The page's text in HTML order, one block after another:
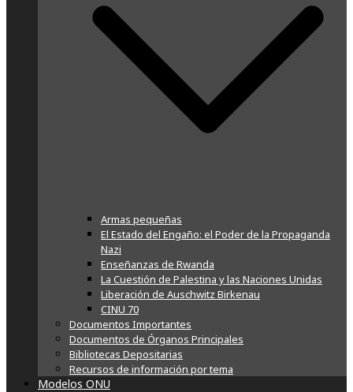
Armas pequeñas
El Estado del Engaño: el Poder de la Propaganda
Nazi
Enseñanzas de Rwanda
La Cuestión de Palestina y las Naciones Unidas
Liberación de Auschwitz Birkenau
CINU 70
Documentos Importantes
Documentos de Órganos Principales
Bibliotecas Depositarias
Recursos de información por tema
Modelos ONU